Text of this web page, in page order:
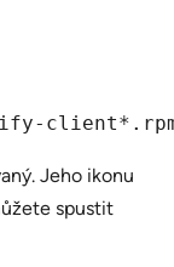
Jeho ikonu
spustit